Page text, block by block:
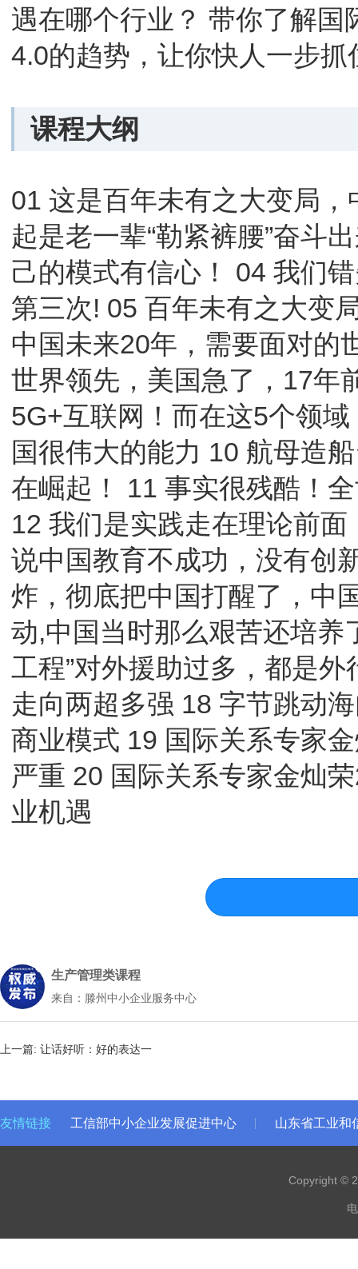
遇在哪个行业？ 带你了解
4.0的趋势，让你快人一步抓
课程大纲
01 这是百年未有之大变局
起是老一辈“勒紧裤腰”奋斗
己的模式有信心！ 04 我们
第三次! 05 百年未有之大变
中国未来20年，需要面对的
世界领先，美国急了，17年
5G+互联网！而在这5个领
国很伟大的能力 10 航母造
在崛起！ 11 事实很残酷！
12 我们是实践走在理论前
说中国教育不成功，没有创
炸，彻底把中国打醒了，中
动,中国当时那么艰苦还培养
工程”对外援助过多，都是
走向两超多强 18 字节跳动
商业模式 19 国际关系专家
严重 20 国际关系专家金灿
业机遇
生产管理类课程
来自：滕州中小企业服务中心
上一篇: 让话好听：好的表达一
友情链接 工信部中小企业发展促进中心 山东省工业和
Copyright ©